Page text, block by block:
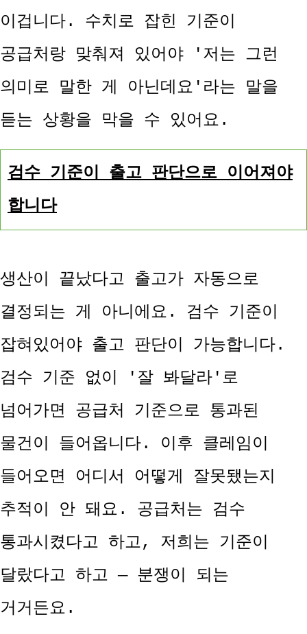
이겁니다. 수치로 잡힌 기준이
공급처랑 맞춰져 있어야 '저는 그런
의미로 말한 게 아닌데요'라는 말을
듣는 상황을 막을 수 있어요.
검수 기준이 출고 판단으로 이어져야
합니다
생산이 끝났다고 출고가 자동으로
결정되는 게 아니에요. 검수 기준이
잡혀있어야 출고 판단이 가능합니다.
검수 기준 없이 '잘 봐달라'로
넘어가면 공급처 기준으로 통과된
물건이 들어옵니다. 이후 클레임이
들어오면 어디서 어떻게 잘못됐는지
추적이 안 돼요. 공급처는 검수
통과시켰다고 하고, 저희는 기준이
달랐다고 하고 — 분쟁이 되는
거거든요.